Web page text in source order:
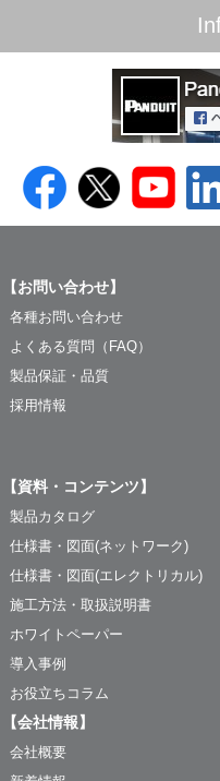
【お問い合わせ】
各種お問い合わせ
よくある質問（FAQ）
製品保証・品質
採用情報
【資料・コンテンツ】
製品カタログ
仕様書・図面(ネットワーク)
仕様書・図面(エレクトリカル)
施工方法・取扱説明書
ホワイトペーパー
導入事例
お役立ちコラム
【会社情報】
会社概要